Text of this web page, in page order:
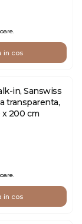
in cos
in, Sanswiss
transparenta,
x 200 cm
in cos